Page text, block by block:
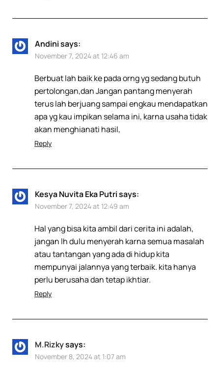
Andinisays:
November 7, 2024 at 12:46 am
Berbuat lah baik ke pada orng yg sedang butuh
pertolongan,dan Jangan pantang menyerah
terus lah berjuang sampai engkau mendapatkan
apa yg kau impikan selama ini, karna usaha tidak
akan menghianati hasil,
Reply
Kesya Nuvita Eka Putrisays:
November 7, 2024 at 12:49 am
Hal yang bisa kita ambil dari cerita ini adalah,
jangan lh dulu menyerah karna semua masalah
atau tantangan yang ada di hidup kita
mempunyai jalannya yang terbaik. kita hanya
perlu berusaha dan tetap ikhtiar.
Reply
M.Rizkysays:
November 8, 2024 at 1:07 am